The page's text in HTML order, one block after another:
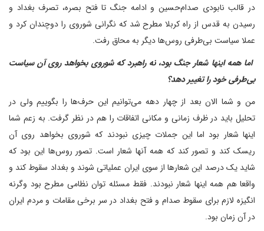
در قالب نابودی صدام‌حسین و ادامه جنگ تا فتح بصره، تصرف بغداد و
رسیدن به قدس از راه کربلا مطرح شد که نگرانی شوروی را دوچندان کرد و
عملا سیاست بی‌طرفی روس‌ها دیگر به محاق رفت.
‌ اما همه اینها شعار جنگ بود، نه راهبرد که شوروی بخواهد روی آن سیاست
بی‌طرفی خود را تغییر دهد؟
من و شما الان بعد از چهار دهه می‌توانیم این حرف‌ها را بگوییم ولی در
تحلیل باید در ظرف زمانی و مکانی اتفاقات را هم در نظر گرفت. به زعم شما
اینها شعار بود اما این جملات چیزی نبودند که شوروی بخواهد روی آن
ریسک کند و تصور کند که همه آنها شعار است. تصور روس‌ها این بود که
شاید یک درصد این شعارها از سوی ایران عملیاتی شوند و بغداد سقوط کند و
واقعا هم همه اینها شعار نبودند. فقط مسئله توان نظامی مطرح بود وگرنه
انگیزه لازم برای سقوط صدام و فتح بغداد در سر برخی مقامات و مردم ایران
در آن زمان بود.